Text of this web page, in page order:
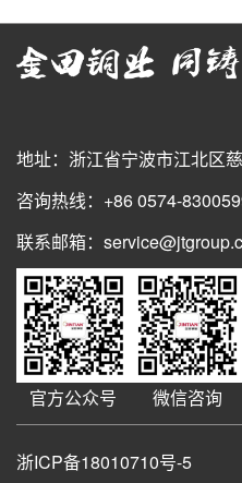
地址：浙江省宁波市江北区
咨询热线：+86 0574-
联系邮箱：
官方公众号 微信咨询
浙ICP备18010710号-5